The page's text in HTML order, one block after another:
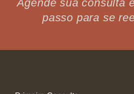
Agende sua consulta
passo para se